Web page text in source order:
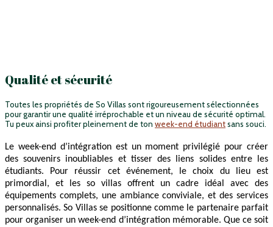
Qualité et sécurité
Toutes les propriétés de So Villas sont rigoureusement sélectionnées
pour garantir une qualité irréprochable et un niveau de sécurité optimal.
Tu peux ainsi profiter pleinement de ton week-end étudiantsans souci.
Le week-end d’intégration est un moment privilégié pour créer
des souvenirs inoubliables et tisser des liens solides entre les
étudiants. Pour réussir cet événement, le choix du lieu est
primordial, et les so villas offrent un cadre idéal avec des
équipements complets, une ambiance conviviale, et des services
personnalisés. So Villas se positionne comme le partenaire parfait
pour organiser un week-end d’intégration mémorable. Que ce soit